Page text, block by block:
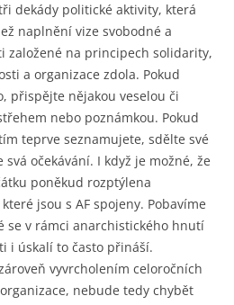
dekády politické aktivity, která
naplnění vize svobodné a
založené na principech solidarity,
a organizace zdola. Pokud
přispějte nějakou veselou či
nebo poznámkou. Pokud
teprve seznamujete, sdělte své
očekávání. I když je možné, že
poněkud rozptýlena
jsou s AF spojeny. Pobavíme
se v rámci anarchistického hnutí
i úskalí to často přináší.
vyvrcholením celoročních
nebude tedy chybět